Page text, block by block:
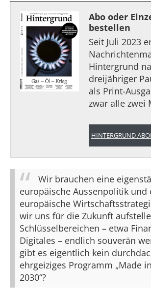
Abo oder
bestellen
Seit Juli 2023
Hintergrund
dreijähriger
als Print-
zwar alle zwei
HINTERGRUND
Wir brauchen eine
europäische Aussenpolitik und
europäische
wir uns für die Zukunft
Schlüsselbereichen – etwa
Digitales – endlich souverän
gibt es eigentlich kein
ehrgeiziges Programm „Made
2030“?